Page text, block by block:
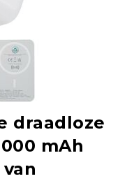
draadloze
mAh